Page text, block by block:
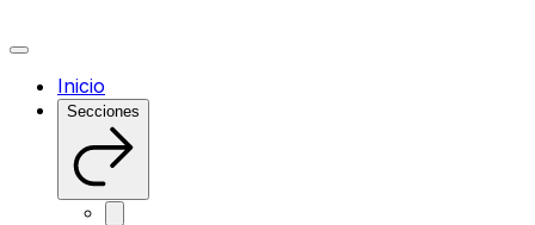
Inicio
Secciones